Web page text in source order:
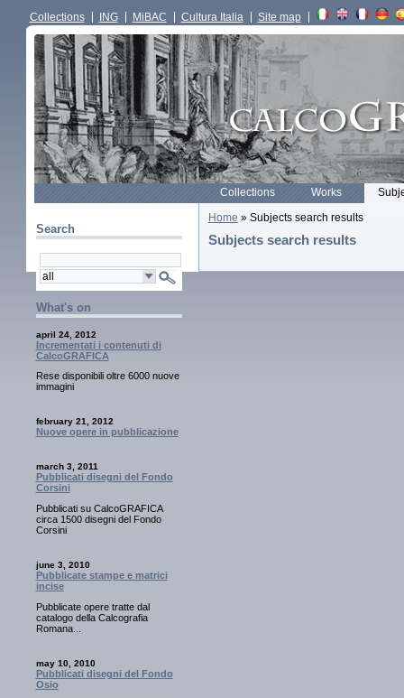
Collections ING MiBAC Cultura Italia Site map
Collections Works
Search
What's on
april 24, 2012
Incrementati i contenuti di
CalcoGRAFICA
Rese disponibili oltre 6000 nuove
immagini
february 21, 2012
Nuove opere in pubblicazione
march 3, 2011
Pubblicati disegni del Fondo
Corsini
Pubblicati su CalcoGRAFICA
circa 1500 disegni del Fondo
Corsini
june 3, 2010
Pubblicate stampe e matrici
incise
Pubblicate opere tratte dal
catalogo della Calcografia
Romana...
may 10, 2010
Pubblicati disegni del Fondo
Osio
Home » Subjects search results
Subjects search results